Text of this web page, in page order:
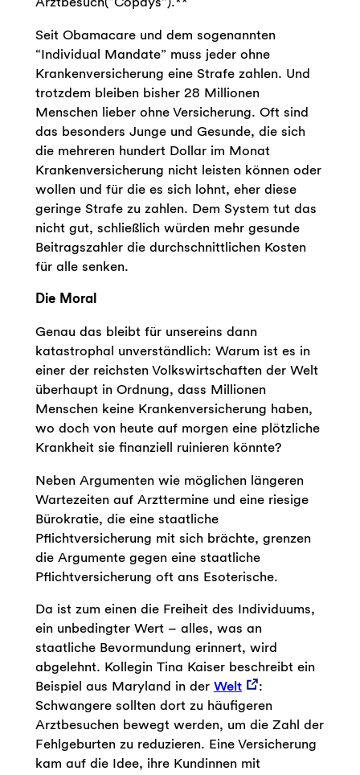
Seit Obamacare und dem sogenannten
“Individual Mandate” muss jeder ohne
Krankenversicherung eine Strafe zahlen. Und
trotzdem bleiben bisher 28 Millionen
Menschen lieber ohne Versicherung. Oft sind
das besonders Junge und Gesunde, die sich
die mehreren hundert Dollar im Monat
Krankenversicherung nicht leisten können oder
wollen und für die es sich lohnt, eher diese
geringe Strafe zu zahlen. Dem System tut das
nicht gut, schließlich würden mehr gesunde
Beitragszahler die durchschnittlichen Kosten
für alle senken.
Die Moral
Genau das bleibt für unsereins dann
katastrophal unverständlich: Warum ist es in
einer der reichsten Volkswirtschaften der Welt
überhaupt in Ordnung, dass Millionen
Menschen keine Krankenversicherung haben,
wo doch von heute auf morgen eine plötzliche
Krankheit sie finanziell ruinieren könnte?
Neben Argumenten wie möglichen längeren
Wartezeiten auf Arzttermine und eine riesige
Bürokratie, die eine staatliche
Pflichtversicherung mit sich brächte, grenzen
die Argumente gegen eine staatliche
Pflichtversicherung oft ans Esoterische.
Da ist zum einen die Freiheit des Individuums,
ein unbedingter Wert – alles, was an
staatliche Bevormundung erinnert, wird
abgelehnt. Kollegin Tina Kaiser beschreibt ein
Beispiel aus Maryland in der Welt
:
Schwangere sollten dort zu häufigeren
Arztbesuchen bewegt werden, um die Zahl der
Fehlgeburten zu reduzieren. Eine Versicherung
kam auf die Idee, ihre Kundinnen mit